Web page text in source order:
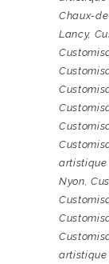
Chaux-
Lancy,
artistique
Nyon
artistique